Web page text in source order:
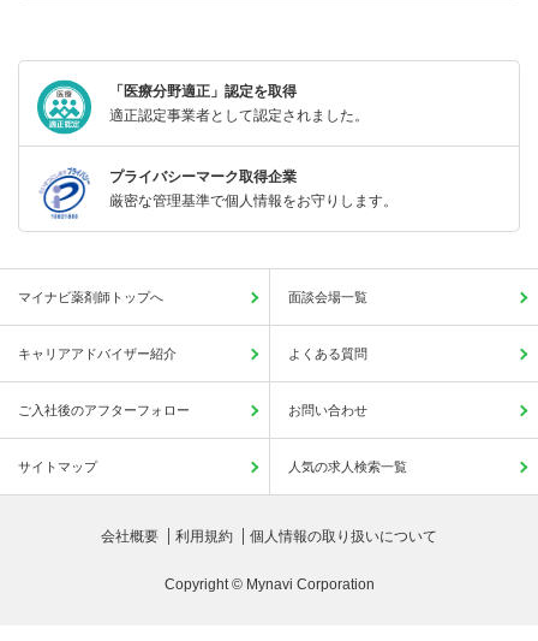
「医療分野適正」認定を取得
適正認定事業者として認定されました。
プライバシーマーク取得企業
厳密な管理基準で個人情報をお守りします。
マイナビ薬剤師トップへ 面談会場一覧
キャリアアドバイザー紹介 よくある質問
ご入社後のアフターフォロー お問い合わせ
サイトマップ 人気の求人検索一覧
会社概要 利用規約 個人情報の取り扱いについて
Copyright © Mynavi Corporation